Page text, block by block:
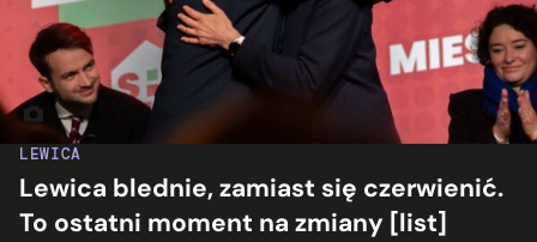
LEWICA
Lewica blednie, zamiast się czerwienić.
To ostatni moment na zmiany [list]
Robert Biedroń i Magdalena Biejat. Fot. Klub Lewicy